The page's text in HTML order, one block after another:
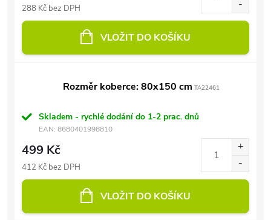
288 Kč bez DPH
VLOŽIT DO KOŠÍKU
Rozměr koberce: 80x150 cm TA22461
Skladem - rychlé dodání do 1-2 prac. dnů
EAN: 8680401998810
499 Kč
412 Kč bez DPH
VLOŽIT DO KOŠÍKU